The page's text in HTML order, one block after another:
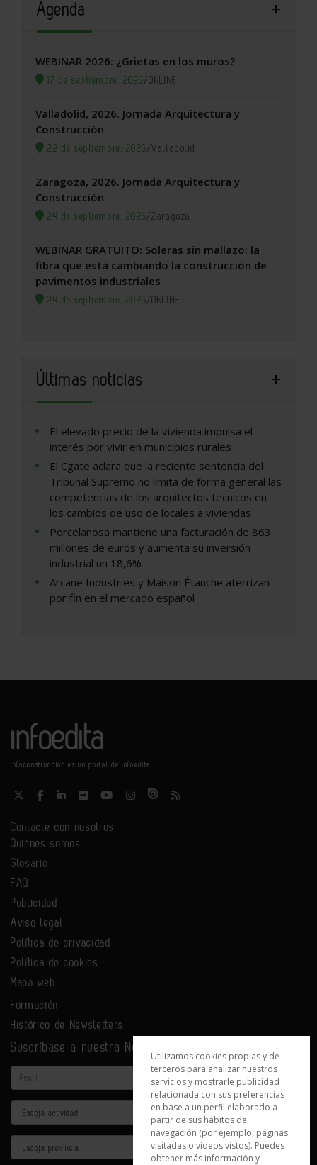
Agenda
WEBINAR 2026: ¿Grietas en los muros?
17 de septiembre, 2026/ONLINE
Valladolid, 2026. Jornada Arquitectura y
Construcción
22 de septiembre, 2026/Valladolid
Zaragoza, 2026. Jornada Arquitectura y
Construcción
24 de septiembre, 2026/Zaragoza
WEBINAR GRATUITO: Soleras sin mallazo: la
fibra que está cambiando la construcción de
pavimentos industriales
24 de septiembre, 2026/ONLINE
Últimas noticias
El elevado precio de la vivienda impulsa el
interés por vivir en municipios rurales
El Cgate aclara que la reciente sentencia del
Tribunal Supremo no limita de forma general las
competencias de los arquitectos técnicos en
los cambios de uso de locales a viviendas
Porcelanosa mantiene una facturación de 863
millones de euros y aumenta su inversión
industrial un 18,6%
Arcane Industries y Maison Étanche aterrizan
por fin en el mercado español
Infoconstrucción es un portal de Infoedita
Contacte con nosotros
Quiénes somos
Glosario
FAQ
Publicidad
Aviso legal
Política de privacidad
Política de cookies
Mapa web
Formación
Histórico de Newsletters
Suscríbase a nuestra Newsletter
Email
Actividad
Provincia
Utilizamos cookies propias y de
terceros para analizar nuestros
servicios y mostrarle publicidad
relacionada con sus preferencias
en base a un perfil elaborado a
partir de sus hábitos de
navegación (por ejemplo, páginas
visitadas o videos vistos). Puedes
obtener más información y